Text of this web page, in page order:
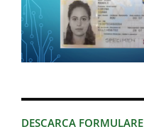
DESCARCA FORMULARE